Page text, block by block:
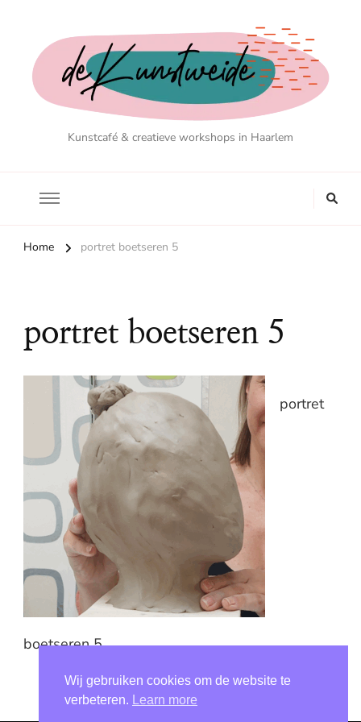
Kunstcafé & creatieve workshops in Haarlem
Home portret boetseren 5
portret boetseren 5
portret
boetseren 5
Wij gebruiken cookies om de website te
verbeteren.
Learn more